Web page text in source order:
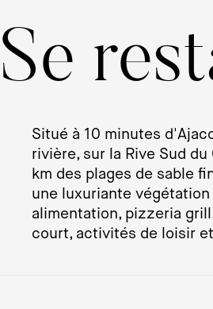
Se
Situé à 10 minutes
rivière, sur la Rive Sud
km des plages de sable
une luxuriante
alimentation, pizzeria
court, activités de loisir